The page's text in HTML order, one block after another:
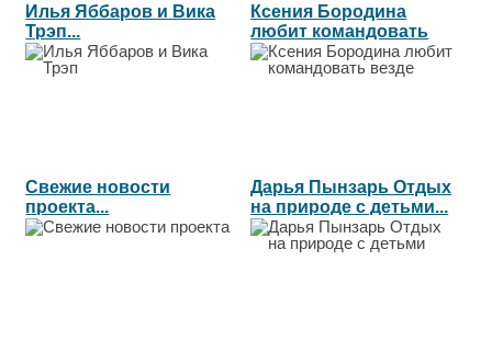
Илья Яббаров и Вика
Трэп...
Ксения Бородина
любит командовать
везде...
Свежие новости
проекта...
Дарья Пынзарь Отдых
на природе с детьми...